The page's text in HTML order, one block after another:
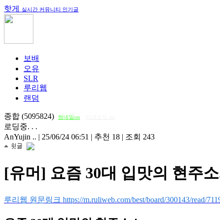
핫게 실시간 커뮤니티 인기글
보배
오유
SLR
루리웹
랜덤
종합 (5095824) 썸네일on
로딩중. . .
AnYujin .. | 25/06/24 06:51 | 추천 18 | 조회 243
[유머] 요즘 30대 입맛의 현주
루리웹 원문링크 https://m.ruliweb.com/best/board/300143/read/